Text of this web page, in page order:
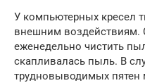
У компьютерных кресел
внешним воздействиям.
еженедельно чистить
скапливалась пыль. В
трудновыводимых пятен